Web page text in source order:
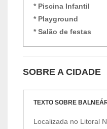
* Piscina Infantil
* Playground
* Salão de festas
SOBRE A CIDADE
TEXTO SOBRE
Localizada no Litoral